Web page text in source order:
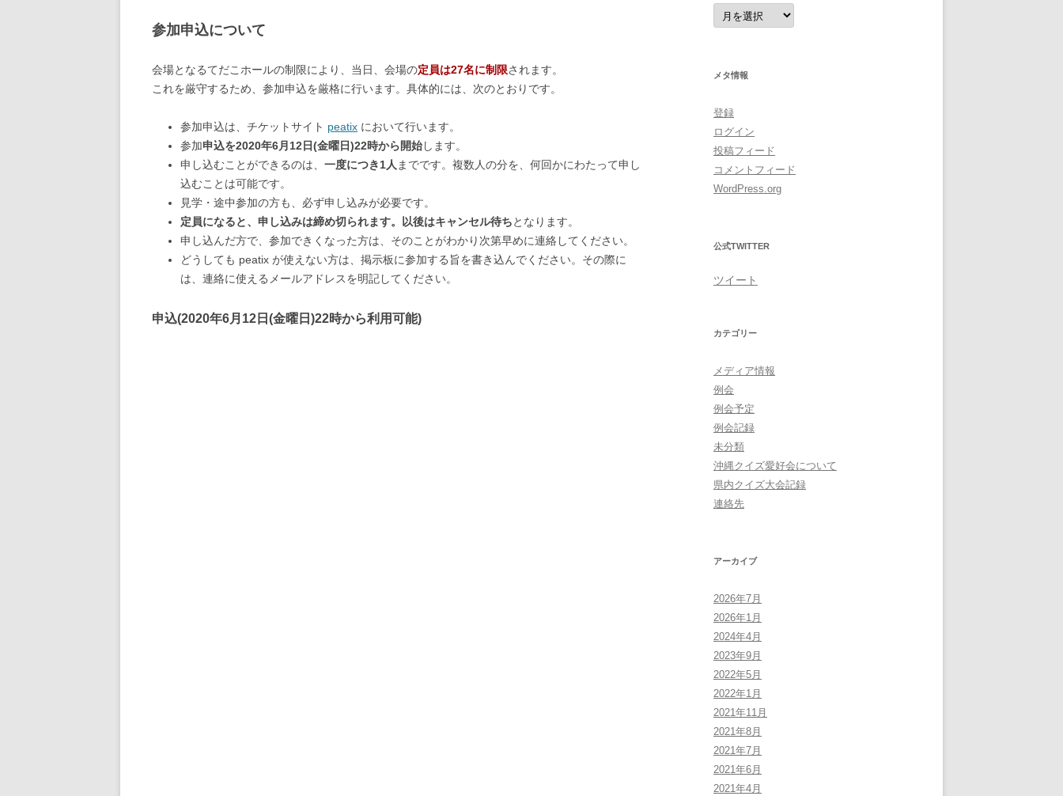
参加申込について
会場となるてだこホールの制限により、当日、会場の定員は27名に制限されます。
これを厳守するため、参加申込を厳格に行います。具体的には、次のとおりです。
参加申込は、チケットサイト peatix において行います。
参加申込を2020年6月12日(金曜日)22時から開始します。
申し込むことができるのは、 一度につき1人 までです。複数人の分を、何回かにわたって申し
込むことは可能です。
見学・途中参加の方も、必ず申し込みが必要です。
定員になると、申し込みは締め切られます。以後はキャンセル待ちとなります。
申し込んだ方で、参加できくなった方は、そのことがわかり次第早めに連絡してください。
どうしても peatix が使えない方は、掲示板に参加する旨を書き込んでください。その際に
は、連絡に使えるメールアドレスを明記してください。
申込(2020年6月12日(金曜日)22時から利用可能)
ア
ー
カ
メタ情報
登録
ログイン
投稿フィード
コメントフィード
WordPress.org
公式TWITTER
ツイート
カテゴリー
メディア情報
例会
例会予定
例会記録
未分類
沖縄クイズ愛好会について
県内クイズ大会記録
連絡先
アーカイブ
2026年7月
2026年1月
2024年4月
2023年9月
2022年5月
2022年1月
2021年11月
2021年8月
2021年7月
2021年6月
2021年4月